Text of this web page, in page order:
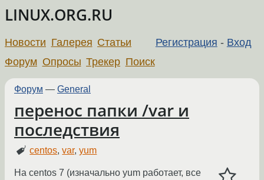
LINUX.ORG.RU
Регистрация - Вход
Новости Галерея Статьи
Форум Опросы Трекер Поиск
Форум — General
перенос папки /var и
последствия
centos,var,yum
На centos 7 (изначально yum работает, все